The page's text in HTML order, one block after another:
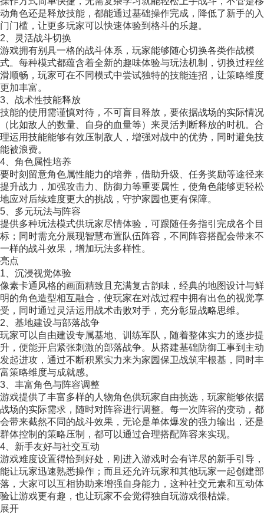
动角色还是释放技能，都能通过基础操作完成，降低了新手的入
门门槛，让更多玩家可以快速体验到格斗的乐趣。
2、灵活战斗切换
游戏拥有别具一格的战斗体系，玩家能够随心切换各类作战模
式。每种模式都蕴含着全新的趣味体验与玩法机制，切换过程丝
滑顺畅，玩家可在不同模式中尝试独特的技能连招，让策略维度
更加丰富。
3、战术性技能释放
技能的使用需谨慎对待，不可盲目释放，要依据战场的实际情况
（比如敌人的数量、自身的血量等）来灵活判断释放的时机。合
理运用技能能够有效压制敌人，增强对战中的优势，同时避免技
能被浪费。
4、角色属性培养
要时刻留意角色属性能力的培养，借助升级、任务奖励等途径来
提升战力，加强攻击力、防御力等重要属性，使角色能够更轻松
地应对后续难度更大的挑战，守护家园也更有保障。
5、多元玩法与阵容
提供多种玩法模式供玩家尽情体验，可跟随任务指引完成各个目
标；同时需充分展现智慧布置队伍阵容，不同阵容搭配会带来不
一样的战斗效果，增加玩法多样性。
亮点
1、沉浸视觉体验
像素卡通风格的画面精致且充满复古韵味，经典的地图设计与鲜
明的角色造型相互融合，使玩家在对战过程中拥有出色的视觉享
受，同时通过灵活运用战术击败对手，充分彰显战略思维。
2、基地建设与部落战争
玩家可以自由建设专属基地、训练军队，随着整体实力的逐步提
升，便能开启紧张刺激的部落战争。从搭建基础防御工事到主动
发起进攻，通过不断积累实力来为家园保卫战筑牢根基，同时丰
富策略维度与成就感。
3、丰富角色与阵容调整
游戏提供了丰富多样的人物角色供玩家自由挑选，玩家能够依据
战场的实际需求，随时对阵容进行调整。每一次阵容的变动，都
会带来截然不同的战斗效果，无论是单体爆发的强力输出，还是
群体控制的策略压制，都可以通过合理搭配阵容来实现。
4、新手友好与社交互动
游戏难度设置得恰到好处，刚进入游戏时会有详尽的新手引导，
能让玩家迅速熟悉操作；而且还允许玩家和其他玩家一起创建部
落，大家可以互相协助来增强自身能力，这种社交元素和互动体
验让游戏更有趣，也让玩家不会觉得独自玩游戏很枯燥。
展开